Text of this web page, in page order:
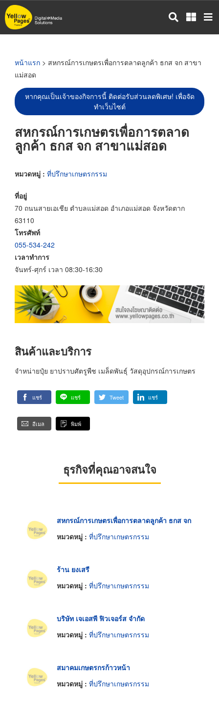
ข้าม
ไป
หน้าแรก > สหกรณ์การเกษตรเพื่อการตลาดลูกค้า ธกส จก สาขา
แม่สอด
หากคุณเป็นเจ้าของกิจการนี้ ติดต่อรับส่วนลดพิเศษ! เพื่อจัด
ทำเว็บไซต์
สหกรณ์การเกษตรเพื่อการตลาด
ลูกค้า ธกส จก สาขาแม่สอด
หมวดหมู่ : ที่ปรึกษาเกษตรกรรม
ที่อยู่
70 ถนนสายเอเชีย ตำบลแม่สอด อำเภอแม่สอด จังหวัดตาก
63110
โทรศัพท์
055-534-242
เวลาทำการ
จันทร์-ศุกร์ เวลา 08:30-16:30
สินค้าและบริการ
จำหน่ายปุ๋ย ยาปราบศัตรูพืช เมล็ดพันธุ์ วัสดุอุปกรณ์การเกษตร
แชร์ แชร์ Tweet แชร์
อีเมล พิมพ์
ธุรกิจที่คุณอาจสนใจ
สหกรณ์การเกษตรเพื่อการตลาดลูกค้า ธกส จก
หมวดหมู่ : ที่ปรึกษาเกษตรกรรม
ร้าน ยงเสรี
หมวดหมู่ : ที่ปรึกษาเกษตรกรรม
บริษัท เจเอสพี ฟิวเจอร์ส จำกัด
หมวดหมู่ : ที่ปรึกษาเกษตรกรรม
สมาคมเกษตรกรก้าวหน้า
หมวดหมู่ : ที่ปรึกษาเกษตรกรรม